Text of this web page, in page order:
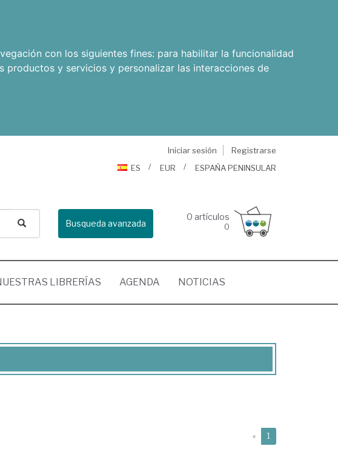
con los siguientes fines: para habilitar la funcionalidad
productos y servicios y personalizar las interacciones de
Iniciar sesión
Registrarse
ES
EUR ESPAÑA PENINSULAR
Busqueda avanzada
0 artículos
0
LIBRERÍAS AGENDA NOTICIAS
« 1